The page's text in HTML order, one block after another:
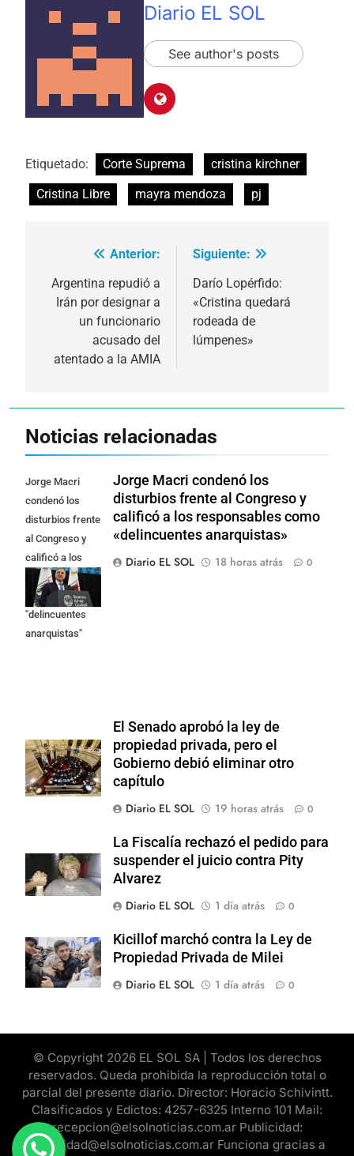
Diario EL SOL
See author's posts
Etiquetado: Corte Suprema
cristina kirchner
Cristina Libre
mayra mendoza pj
Navegación
de
entradas
Anterior:
Argentina repudió a
Irán por designar a
un funcionario
acusado del
atentado a la AMIA
Siguiente:
Darío Lopérfido:
«Cristina quedará
rodeada de
lúmpenes»
Noticias relacionadas
Jorge Macri
condenó los
disturbios frente
al Congreso y
calificó a los
responsables
como
"delincuentes
anarquistas"
Jorge Macri condenó los
disturbios frente al Congreso y
calificó a los responsables como
«delincuentes anarquistas»
Diario EL SOL
18 horas atrás 0
El Senado aprobó la ley de
propiedad privada, pero el
Gobierno debió eliminar otro
capítulo
Diario EL SOL
19 horas atrás 0
La Fiscalía rechazó el pedido para
suspender el juicio contra Pity
Alvarez
Diario EL SOL
1 día atrás 0
Kicillof marchó contra la Ley de
Propiedad Privada de Milei
Diario EL SOL
1 día atrás 0
© Copyright 2026 EL SOL SA | Todos los derechos
reservados. Queda prohibida la reproducción total o
parcial del presente diario. Director: Horacio Schivintt.
Clasificados y Edictos: 4257-6325 Interno 101 Mail:
recepcion@elsolnoticias.com.ar Publicidad:
publicidad@elsolnoticias.com.ar Funciona gracias a